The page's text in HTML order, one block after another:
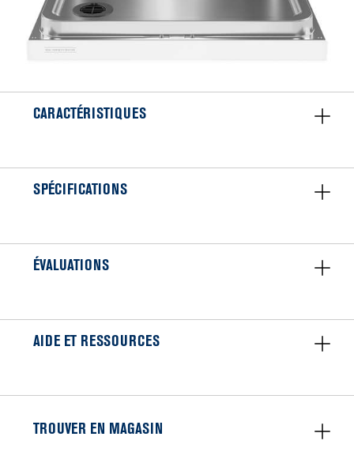
CARACTÉRISTIQUES
SPÉCIFICATIONS
ÉVALUATIONS
AIDE ET RESSOURCES
TROUVER EN MAGASIN